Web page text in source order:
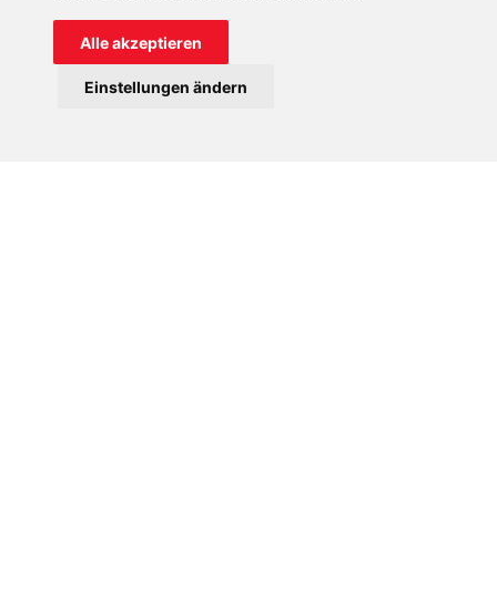
Alle akzeptieren
Einstellungen ändern
ERMÖGLICHEN SIE DIE AUSBILDUNG
ZUKÜNFTIGER PRIESTER MIT IHRER
SPENDE